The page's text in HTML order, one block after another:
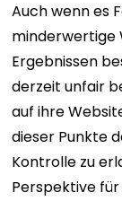
Auch wenn es
minderwertige
Ergebnissen
derzeit unfair
auf ihre
dieser Punkte
Kontrolle zu
Perspektive